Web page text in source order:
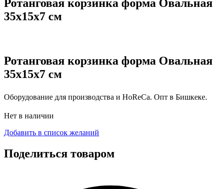
Ротанговая корзинка форма Овальная
35х15х7 см
Ротанговая корзинка форма Овальная
35х15х7 см
Оборудование для производства и HoReCa. Опт в Бишкеке.
Нет в наличии
Добавить в список желаний
Поделиться товаром